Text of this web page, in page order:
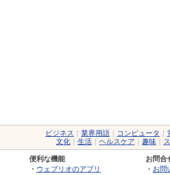
ビジネス 業界用語 コンピュータ
文化
生活 ヘルスケア 趣味
便利な機能
・ ウェブリオのアプリ
お問合
・ お問